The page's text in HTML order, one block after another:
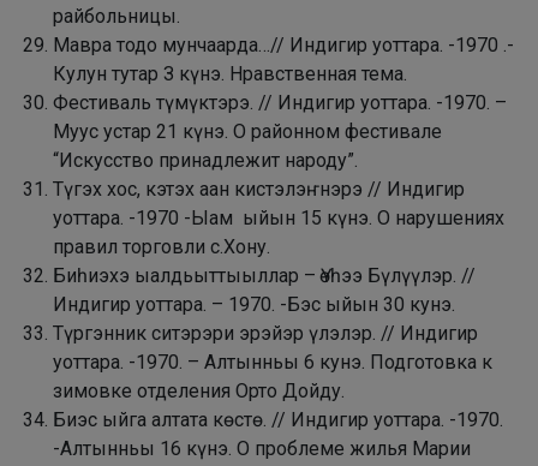
райбольницы.
Мавра тодо мунчаарда…// Индигир уоттара. -1970 .-
Кулун тутар З күнэ. Нравственная тема.
Фестиваль түмүктэрэ. // Индигир уоттара. -1970. –
Муус устар 21 күнэ. О районном фестивале
“Искусство принадлежит народу”.
Түгэх хос, кэтэх аан кистэлэҥнэрэ // Индигир
уоттара. -1970 -Ыам ыйын 15 күнэ. О нарушениях
правил торговли с.Хону.
Биһиэхэ ыалдьыттыыллар – Үөһээ Бүлүүлэр. //
Индигир уоттара. – 1970. -Бэс ыйын 30 кунэ.
Түргэнник ситэрэри эрэйэр үлэлэр. // Индигир
уоттара. -1970. – Алтынньы 6 кунэ. Подготовка к
зимовке отделения Орто Дойду.
Биэс ыйга алтата көстө. // Индигир уоттара. -1970.
-Алтынньы 16 күнэ. О проблеме жилья Марии